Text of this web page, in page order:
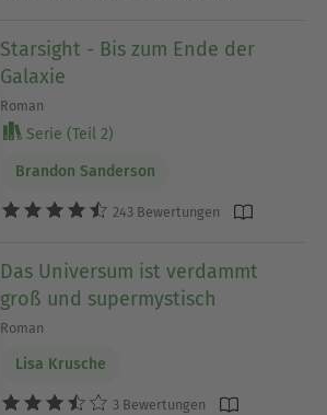
Starsight - Bis zum Ende der
Galaxie
Roman
Serie (Teil 2)
Brandon Sanderson
243 Bewertungen
Das Universum ist verdammt
groß und supermystisch
Roman
Lisa Krusche
3 Bewertungen